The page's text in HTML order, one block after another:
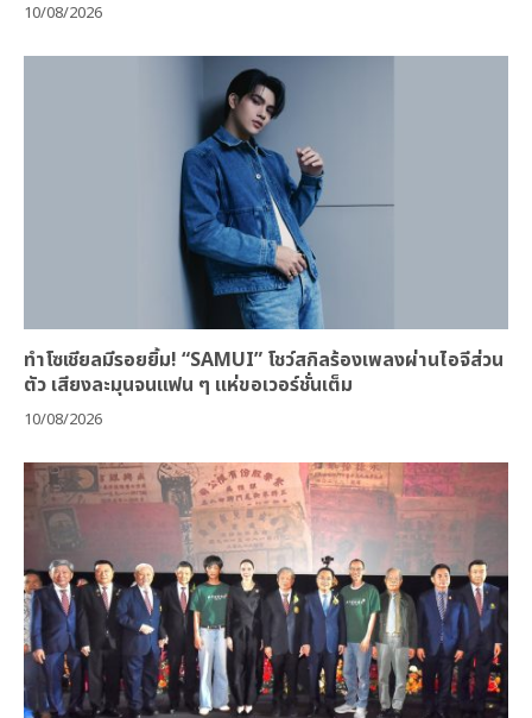
10/08/2026
ทำโซเชียลมีรอยยิ้ม! “SAMUI” โชว์สกิลร้องเพลงผ่านไอจีส่วน
ตัว เสียงละมุนจนแฟน ๆ แห่ขอเวอร์ชั่นเต็ม
10/08/2026